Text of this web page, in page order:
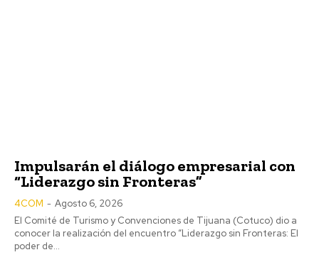
Impulsarán el diálogo empresarial con
“Liderazgo sin Fronteras”
4COM - Agosto 6, 2026
El Comité de Turismo y Convenciones de Tijuana (Cotuco) dio a
conocer la realización del encuentro “Liderazgo sin Fronteras: El
poder de...